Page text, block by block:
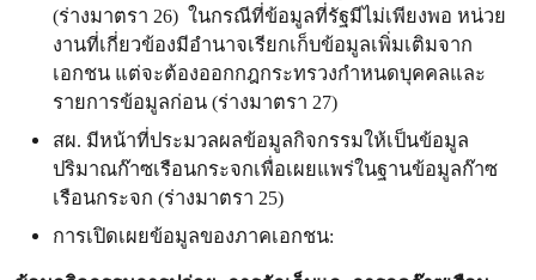
(ร่างมาตรา 26) ในกรณีที่ข้อมูลที่รัฐมีไม่เพียงพอ หน่วย
งานที่เกี่ยวข้องมีอำนาจเรียกเก็บข้อมูลเพิ่มเติมจาก
เอกชน แต่จะต้องออกกฎกระทรวงกำหนดบุคคลและ
รายการข้อมูลก่อน (ร่างมาตรา 27)
สผ. มีหน้าที่ประมวลผลข้อมูลกิจกรรมให้เป็นข้อมูล
ปริมาณก๊าซเรือนกระจกเพื่อเผยแพร่ในฐานข้อมูลก๊าซ
เรือนกระจก (ร่างมาตรา 25)
การเปิดเผยข้อมูลของภาคเอกชน: